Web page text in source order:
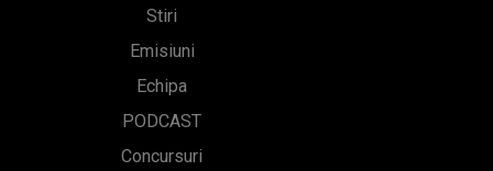
Stiri
Emisiuni
Echipa
PODCAST
Concursuri